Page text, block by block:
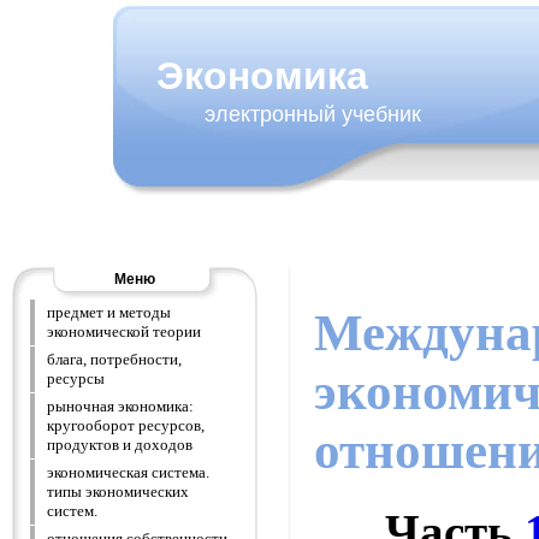
Экономика
электронный учебник
Меню
предмет и методы
экономической теории
блага, потребности,
ресурсы
рыночная экономика:
кругооборот ресурсов,
продуктов и доходов
экономическая система.
типы экономических
систем.